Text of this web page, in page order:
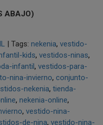
ABAJO)
| Tags: nekenia vestido-
kids vestidos-ninas
infantil vestidos-para-
nina-invierno conjunto-
nekenia tienda-
nekenia-online
vestido-nina-
de-nina vestido-nina-